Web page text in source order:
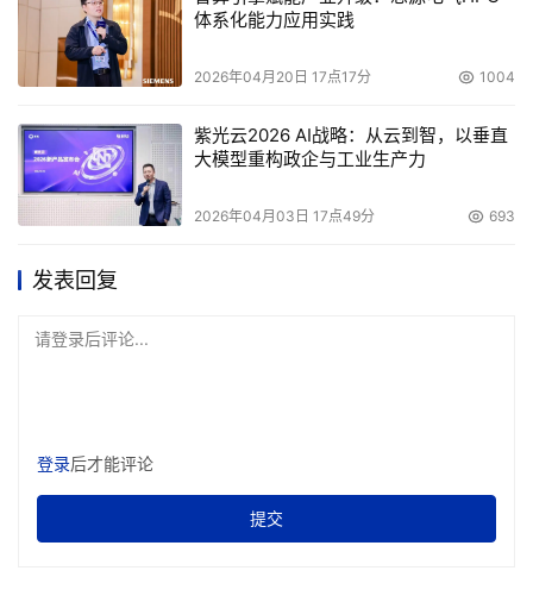
体系化能力应用实践
2026年04月20日 17点17分 1004
紫光云2026 AI战略：从云到智，以垂直
大模型重构政企与工业生产力
2026年04月03日 17点49分 693
发表回复
请登录后评论...
登录后才能评论
提交